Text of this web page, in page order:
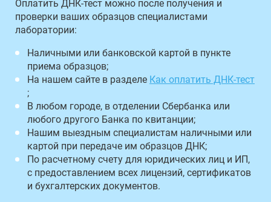
Оплатить ДНК-тест можно после получения и
проверки ваших образцов специалистами
лаборатории:
Наличными или банковской картой в пункте
приема образцов;
На нашем сайте в разделе Как оплатить ДНК-тест
;
В любом городе, в отделении Сбербанка или
любого другого Банка по квитанции;
Нашим выездным специалистам наличными или
картой при передаче им образцов ДНК;
По расчетному счету для юридических лиц и ИП,
с предоставлением всех лицензий, сертификатов
и бухгалтерских документов.